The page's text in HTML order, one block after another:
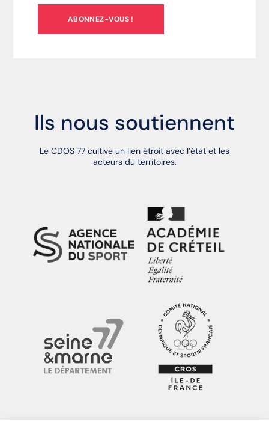
ABONNEZ-VOUS !
Ils nous soutiennent
Le CDOS 77 cultive un lien étroit avec l’état et les
acteurs du territoires.